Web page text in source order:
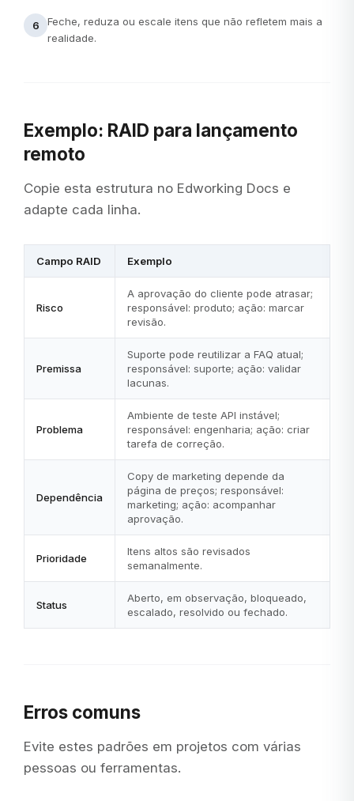
6
Feche, reduza ou escale itens que não refletem mais a
realidade.
Exemplo: RAID para lançamento
remoto
Copie esta estrutura no Edworking Docs e
adapte cada linha.
Campo RAID Exemplo
Risco
A aprovação do cliente pode atrasar;
responsável: produto; ação: marcar
revisão.
Premissa
Suporte pode reutilizar a FAQ atual;
responsável: suporte; ação: validar
lacunas.
Problema
Ambiente de teste API instável;
responsável: engenharia; ação: criar
tarefa de correção.
Dependência
Copy de marketing depende da
página de preços; responsável:
marketing; ação: acompanhar
aprovação.
Prioridade
Itens altos são revisados
semanalmente.
Status
Aberto, em observação, bloqueado,
escalado, resolvido ou fechado.
Erros comuns
Evite estes padrões em projetos com várias
pessoas ou ferramentas.